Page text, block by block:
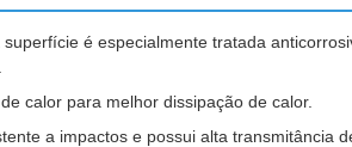
é especialmente tratada
calor para melhor dissipação de calor.
a impactos e possui alta transmitância